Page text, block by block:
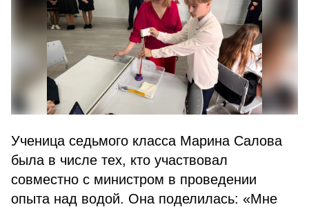
Ученица седьмого класса Марина Салова
была в числе тех, кто участвовал
совместно с министром в проведении
опыта над водой. Она поделилась: «Мне